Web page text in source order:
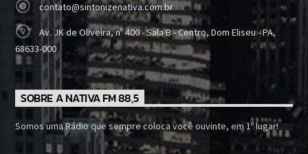
contato@sintonizenativa.com.br
Av. JK de Oliveira, nº 400 - Sala B - Centro, Dom Eliseu - PA,
68633-000
SOBRE A NATIVA FM 88,5
Somos uma Rádio que sempre coloca você ouvinte, em 1º lugar!